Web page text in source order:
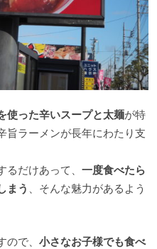
使った辛いスープと太麺が特
旨ラーメンが長年にわたり支
るだけあって、 一度食べたら
まう 、そんな魅力があるよう
で、 小さなお子様でも食べ